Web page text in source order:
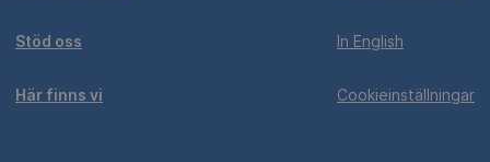
Stöd oss
Här finns vi
In English
Cookieinställningar